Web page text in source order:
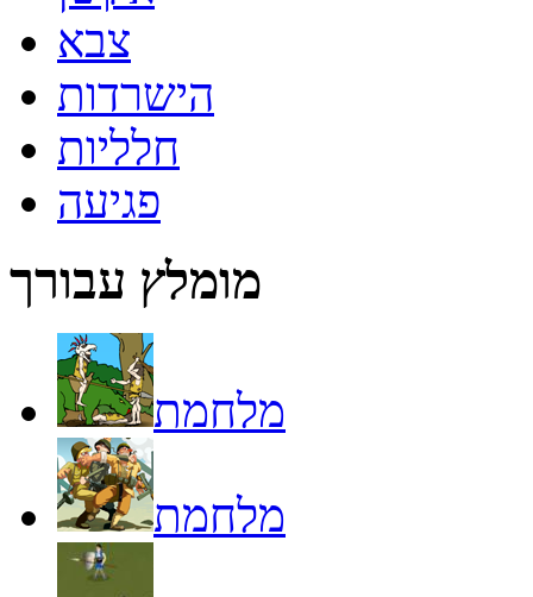
צבא
הישרדות
חלליות
פגיעה
מומלץ עבורך
מלחמת
מלחמת